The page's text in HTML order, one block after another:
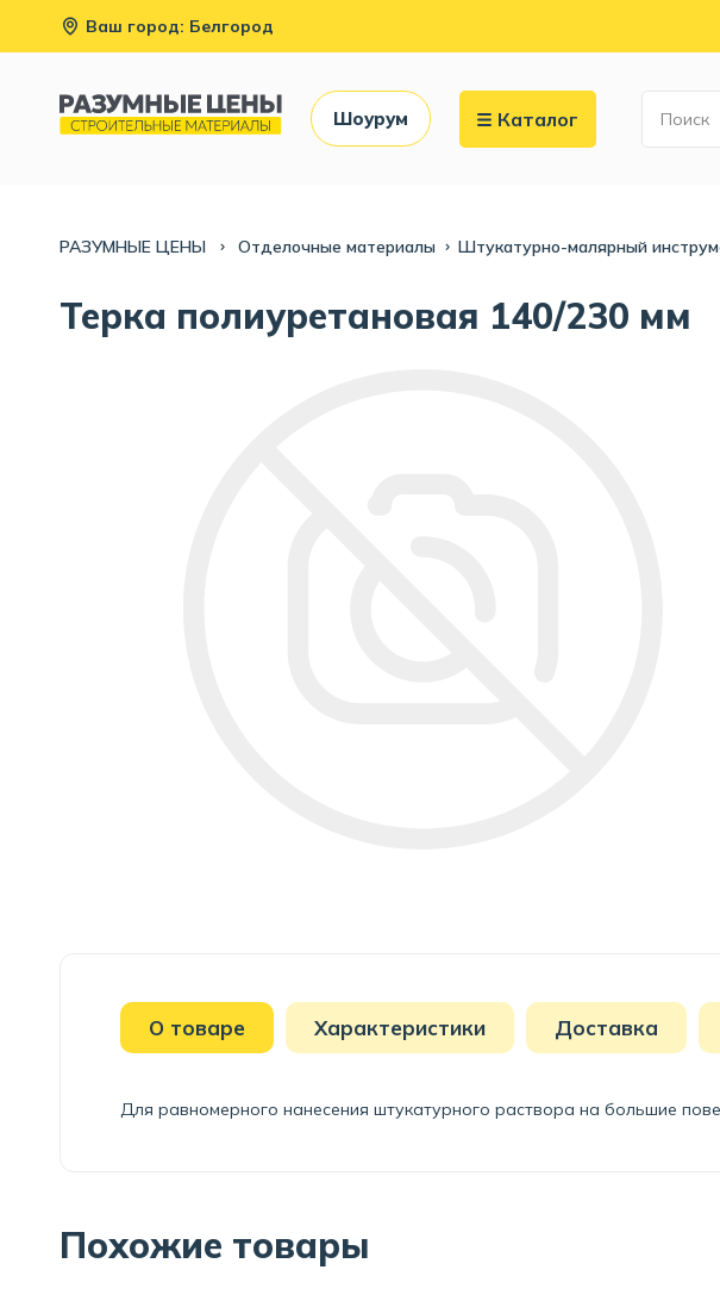
Ваш город: Белгород
Шоурум Каталог
РАЗУМНЫЕ ЦЕНЫ Отделочные материалы Штукатурно-малярный
Терка полиуретановая 140/230 мм
О товаре Характеристики Доставка
Для равномерного нанесения штукатурного раствора на большие
Похожие товары